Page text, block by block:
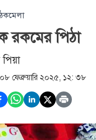
রকমের পিঠা
০৮ ফেব্রুয়ারি ২০২৫, ১২: ৩৮